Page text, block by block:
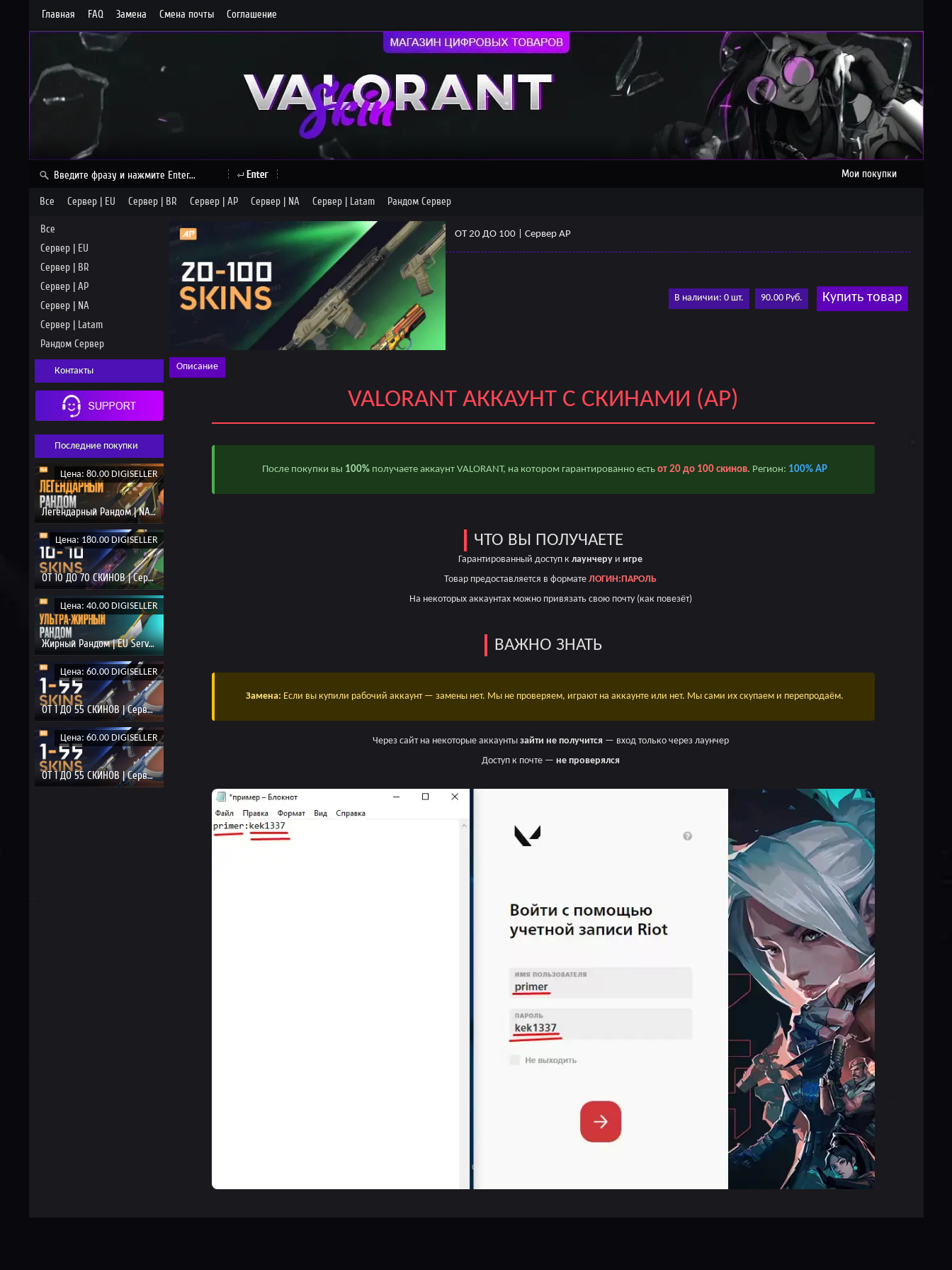
Главная FAQ Замена Смена почты Соглашение
Мои покупки
Все Сервер | EU Сервер | BR Сервер | AP Сервер | NA Сервер | Latam Рандом Сервер
Все
Сервер | EU
Сервер | BR
Сервер | AP
Сервер | NA
Сервер | Latam
Рандом Сервер
Контакты
Последние покупки
Цена: 80.00 DIGISELLER
Легендарный Рандом | NA Server
Цена: 180.00 DIGISELLER
ОТ 10 ДО 70 СКИНОВ | Сервер EU
Цена: 40.00 DIGISELLER
Жирный Рандом | EU Server
Цена: 60.00 DIGISELLER
ОТ 1 ДО 55 СКИНОВ | Сервер EU
Цена: 60.00 DIGISELLER
ОТ 1 ДО 55 СКИНОВ | Сервер EU
ОТ 20 ДО 100 | Сервер AP
В наличии: 0 шт. 90.00 Руб. Купить товар
Описание
VALORANT АККАУНТ С СКИНАМИ (AP)
После покупки вы 100% получаете аккаунт VALORANT, на котором гарантированно естьот 20 до 100 скинов. Регион: 100% AP
ЧТО ВЫ ПОЛУЧАЕТЕ
Гарантированный доступ к лаунчеру и игре
Товар предоставляется в формате ЛОГИН:ПАРОЛЬ
На некоторых аккаунтах можно привязать свою почту (как повезёт)
ВАЖНО ЗНАТЬ
Замена: Если вы купили рабочий аккаунт — замены нет. Мы не проверяем, играют на аккаунте или нет. Мы сами их скупаем и перепродаём.
Через сайт на некоторые аккаунты зайти не получится— вход только через лаунчер
Доступ к почте — не проверялся